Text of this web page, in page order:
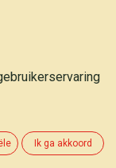
Ik ga akkoord